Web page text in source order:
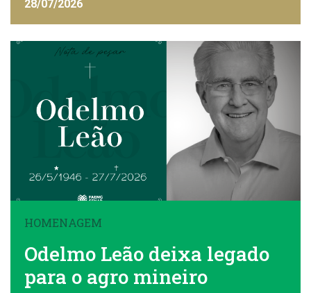
FAEMG
28/07/2026
HOMENAGEM
Odelmo Leão deixa legado
para o agro mineiro